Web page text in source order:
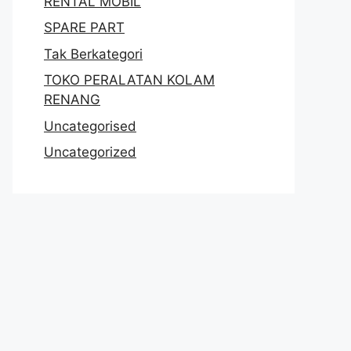
SPARE PART
Tak Berkategori
TOKO PERALATAN KOLAM
RENANG
Uncategorised
Uncategorized